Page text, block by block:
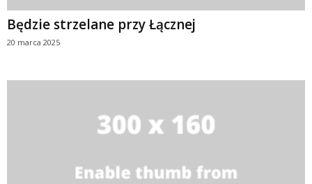
Będzie strzelane przy Łącznej
20 marca 2025